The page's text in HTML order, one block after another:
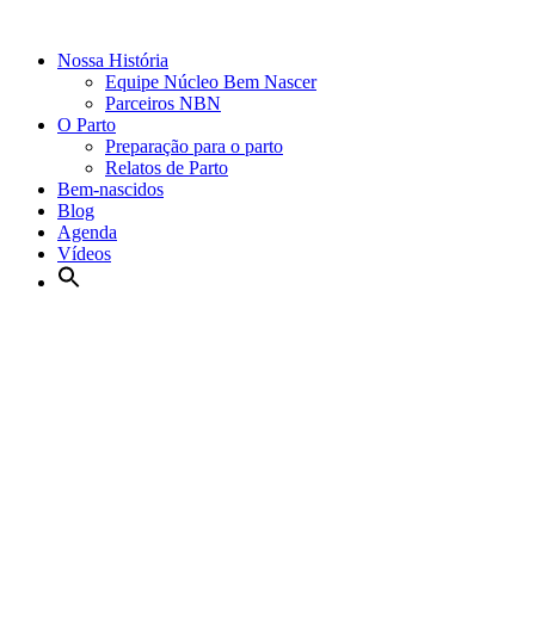
Nossa História
Equipe Núcleo Bem Nascer
Parceiros NBN
O Parto
Preparação para o parto
Relatos de Parto
Bem-nascidos
Blog
Agenda
Vídeos